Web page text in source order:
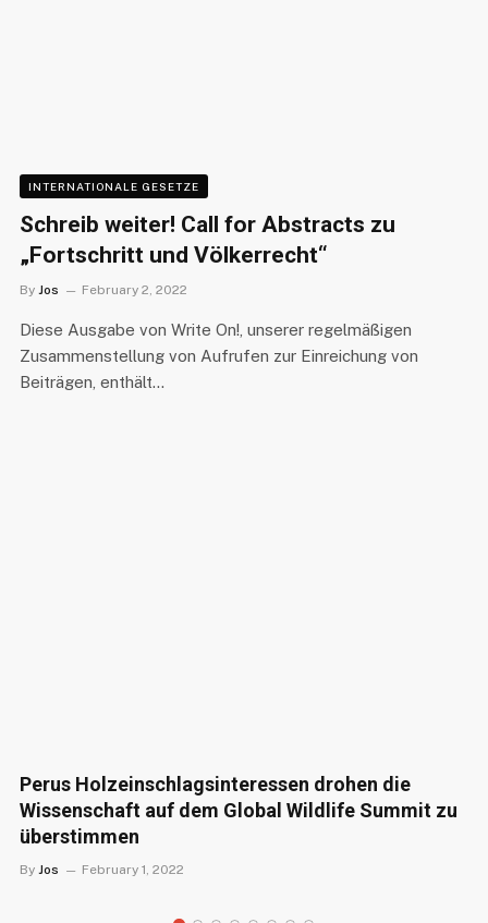
INTERNATIONALE GESETZE
Schreib weiter! Call for Abstracts zu
„Fortschritt und Völkerrecht“
By Jos February 2, 2022
Diese Ausgabe von Write On!, unserer regelmäßigen
Zusammenstellung von Aufrufen zur Einreichung von
Beiträgen, enthält…
Perus Holzeinschlagsinteressen drohen die
Wissenschaft auf dem Global Wildlife Summit zu
überstimmen
By Jos February 1, 2022